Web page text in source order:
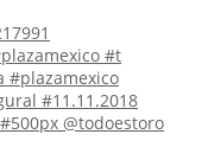
#t